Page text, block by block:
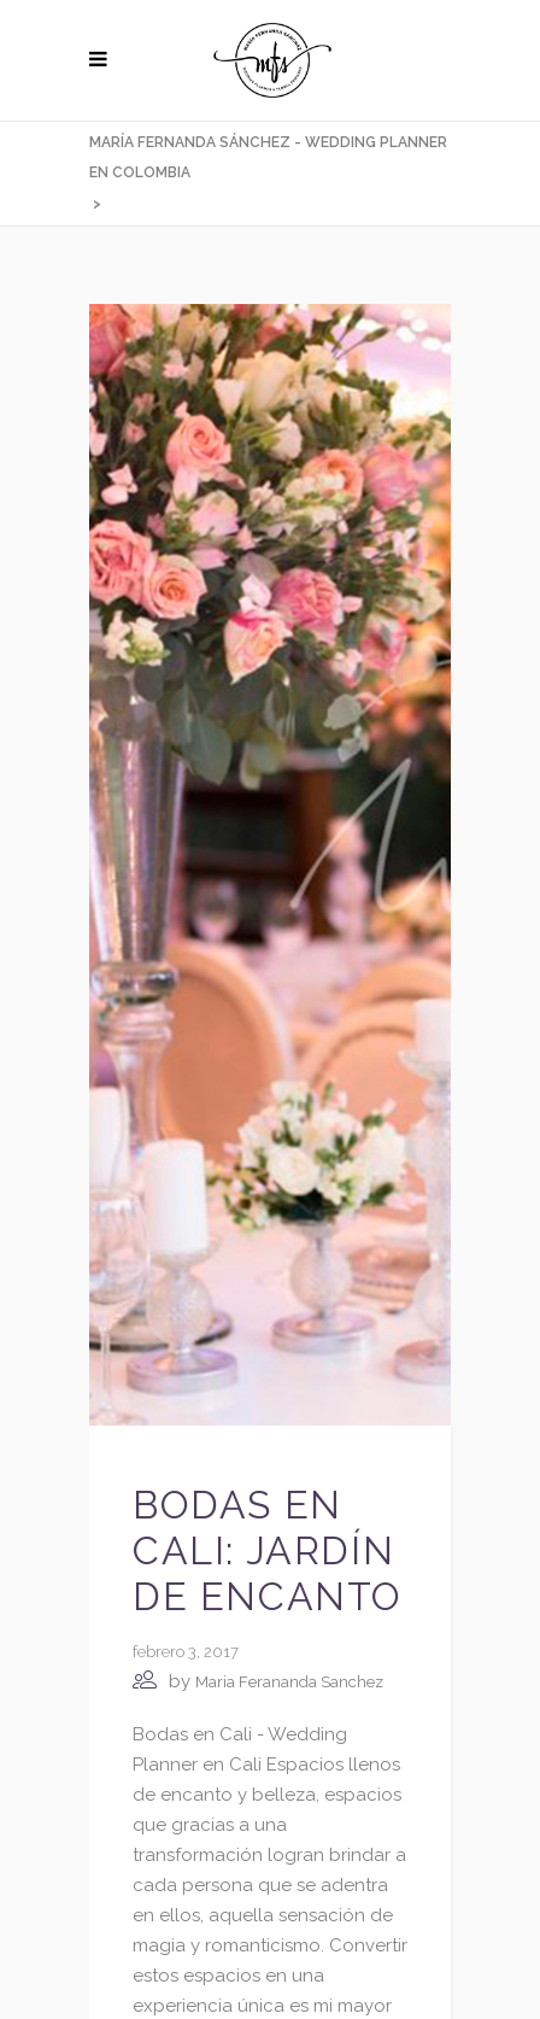
MARÍA FERNANDA SÁNCHEZ - WEDDING PLANNER
EN COLOMBIA
>
BODAS EN
CALI: JARDÍN
DE ENCANTO
febrero 3, 2017
by Maria Ferananda Sanchez
Bodas en Cali - Wedding
Planner en Cali Espacios llenos
de encanto y belleza, espacios
que gracias a una
transformación logran brindar a
cada persona que se adentra
en ellos, aquella sensación de
magia y romanticismo. Convertir
estos espacios en una
experiencia única es mi mayor